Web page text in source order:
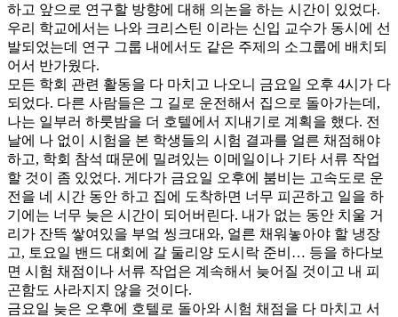
하고 앞으로 연구할 방향에 대해 의논을 하는 시간이 있었다.
우리 학교에서는 나와 크리스틴 이라는 신입 교수가 동시에 선
발되었는데 연구 그룹 내에서도 같은 주제의 소그룹에 배치되
어서 반가웠다.
모든 학회 관련 활동을 다 마치고 나오니 금요일 오후 4시가 다
되었다. 다른 사람들은 그 길로 운전해서 집으로 돌아가는데,
나는 일부러 하룻밤을 더 호텔에서 지내기로 계획을 했다. 전
날에 나 없이 시험을 본 학생들의 시험 결과를 얼른 채점해야
하고, 학회 참석 때문에 밀려있는 이메일이나 기타 서류 작업
할 것이 좀 있었다. 게다가 금요일 오후에 붐비는 고속도로 운
전을 네 시간 동안 하고 집에 도착하면 너무 피곤하고 일을 하
기에는 너무 늦은 시간이 되어버린다. 내가 없는 동안 치울 거
리가 잔뜩 쌓여있을 부엌 씽크대와, 얼른 채워놓아야 할 냉장
고, 토요일 밴드 대회에 갈 둘리양 도시락 준비… 등을 하다보
면 시험 채점이나 서류 작업은 계속해서 늦어질 것이고 내 피
곤함도 사라지지 않을 것이다.
금요일 늦은 오후에 호텔로 돌아와 시험 채점을 다 마치고 서